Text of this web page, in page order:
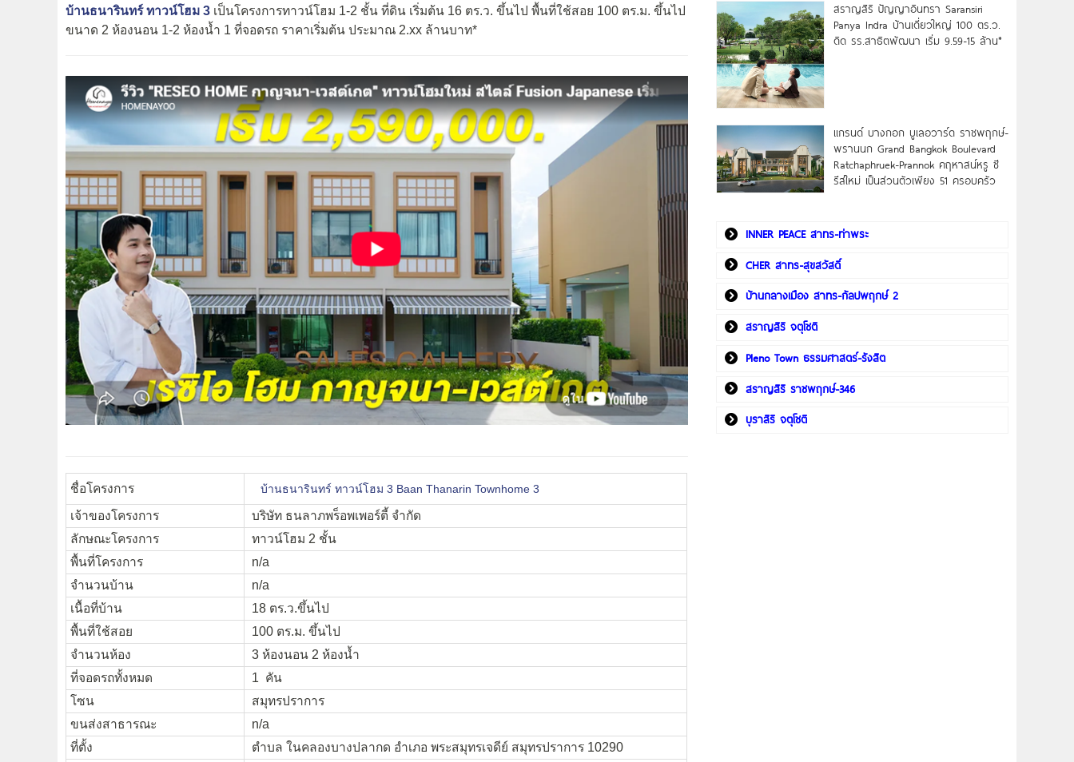
บ้านธนารินทร์ ทาวน์โฮม 3 เป็นโครงการทาวน์โฮม 1-2 ชั้น ที่ดิน เริ่มต้น 16 ตร.ว. ขึ้นไป พื้นที่ใช้สอย 100 ตร.ม. ขึ้นไป
ขนาด 2 ห้องนอน 1-2 ห้องน้ำ 1 ที่จอดรถ ราคาเริ่มต้น ประมาณ 2.xx ล้านบาท*
ชื่อโครงการ บ้านธนารินทร์ ทาวน์โฮม 3 Baan Thanarin Townhome 3
เจ้าของโครงการ
บริษัท ธนลาภพร็อพเพอร์ตี้ จำกัด
ลักษณะโครงการ
ทาวน์โฮม 2 ชั้น
พื้นที่โครงการ
n/a
จำนวนบ้าน
n/a
เนื้อที่บ้าน
18 ตร.ว.ขึ้นไป
พื้นที่ใช้สอย
100 ตร.ม. ขึ้นไป
จำนวนห้อง
3 ห้องนอน 2 ห้องน้ำ
ที่จอดรถทั้งหมด
1 คัน
โซน
สมุทรปราการ
ขนส่งสาธารณะ
n/a
ที่ตั้ง
ตำบล ในคลองบางปลากด อำเภอ พระสมุทรเจดีย์ สมุทรปราการ 10290
สราญสิริ ปัญญาอินทรา Saransiri
Panya Indra บ้านเดี่ยวใหญ่ 100 ตร.ว.
ดิด รร.สาธิตพัฒนา เริ่ม 9.59-15 ล้าน*
แกรนด์ บางกอก บูเลอวาร์ด ราชพฤกษ์-
พรานนก Grand Bangkok Boulevard
Ratchaphruek-Prannok คฤหาสน์หรู ซี
รีส์ใหม่ เป็นส่วนตัวเพียง 51 ครอบครัว
INNER PEACE สาทร-ท่าพระ
CHER สาทร-สุขสวัสดิ์
บ้านกลางเมือง สาทร-กัลปพฤกษ์ 2
สราญสิริ จตุโชติ
Pleno Town ธรรมศาสตร์-รังสิต
สราญสิริ ราชพฤกษ์-346
บุราสิริ จตุโชติ